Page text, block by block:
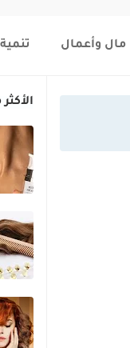
مال وأعمال